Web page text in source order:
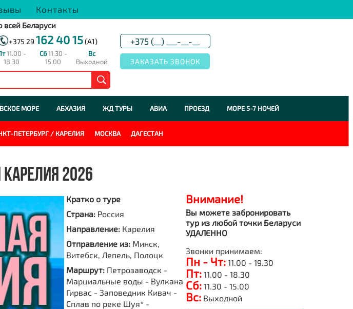
Контакты
Беларуси
+375 29 162 40 15(A1)
11.00 -
18.30
Сб11.30 -
15.00
Вс
Выходной
МОРЕ АБХАЗИЯ ЖД ТУРЫ АВИА ПРОЕЗД МОРЕ 5-7 НОЧЕЙ
ПЕТЕРБУРГ / КАРЕЛИЯ МОСКВА ДАГЕСТАН
2026
Кратко о туре
Страна: Россия
Направление: Карелия
Отправление из: Минск,
Витебск, Лепель, Полоцк
Маршрут: Петрозаводск -
Марциальные воды - Вулкана
Гирвас - Заповедник Кивач -
Сплав по реке Шуя* -
Внимание!
Вы можете забронировать
тур из любой точки Беларуси
УДАЛЕННО
Звонки принимаем:
Пн - Чт:11.00 - 19.30
Пт:11.00 - 18.30
Сб:11.30 - 15.00
Вс:Выходной